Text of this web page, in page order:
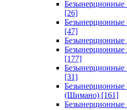
[26]
Безынерционные
[47]
Безынерционные
Безынерционные
[177]
Безынерционные
[31]
Безынерционные
(Шимано) [161]